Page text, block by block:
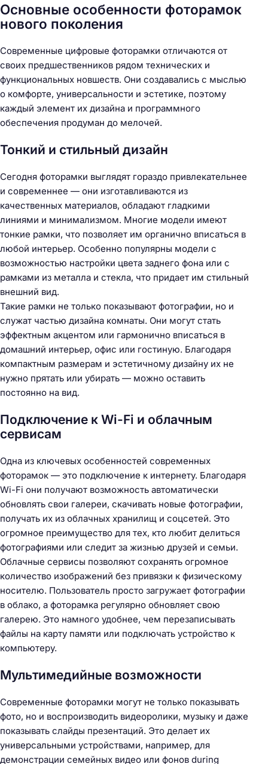
Основные особенности фоторамок
нового поколения
Современные цифровые фоторамки отличаются от
своих предшественников рядом технических и
функциональных новшеств. Они создавались с мыслью
о комфорте, универсальности и эстетике, поэтому
каждый элемент их дизайна и программного
обеспечения продуман до мелочей.
Тонкий и стильный дизайн
Сегодня фоторамки выглядят гораздо привлекательнее
и современнее — они изготавливаются из
качественных материалов, обладают гладкими
линиями и минимализмом. Многие модели имеют
тонкие рамки, что позволяет им органично вписаться в
любой интерьер. Особенно популярны модели с
возможностью настройки цвета заднего фона или с
рамками из металла и стекла, что придает им стильный
внешний вид.
Такие рамки не только показывают фотографии, но и
служат частью дизайна комнаты. Они могут стать
эффектным акцентом или гармонично вписаться в
домашний интерьер, офис или гостиную. Благодаря
компактным размерам и эстетичному дизайну их не
нужно прятать или убирать — можно оставить
постоянно на вид.
Подключение к Wi-Fi и облачным
сервисам
Одна из ключевых особенностей современных
фоторамок — это подключение к интернету. Благодаря
Wi-Fi они получают возможность автоматически
обновлять свои галереи, скачивать новые фотографии,
получать их из облачных хранилищ и соцсетей. Это
огромное преимущество для тех, кто любит делиться
фотографиями или следит за жизнью друзей и семьи.
Облачные сервисы позволяют сохранять огромное
количество изображений без привязки к физическому
носителю. Пользователь просто загружает фотографии
в облако, а фоторамка регулярно обновляет свою
галерею. Это намного удобнее, чем перезаписывать
файлы на карту памяти или подключать устройство к
компьютеру.
Мультимедийные возможности
Современные фоторамки могут не только показывать
фото, но и воспроизводить видеоролики, музыку и даже
показывать слайды презентаций. Это делает их
универсальными устройствами, например, для
демонстрации семейных видео или фонов during